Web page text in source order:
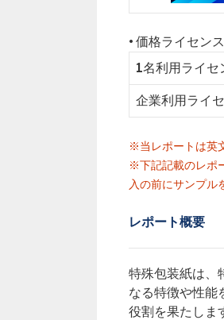
• 価格ライセン
1名利用ライセ
企業利用ライ
※当レポートは英
※下記記載のレポ
入の前にサンプル
レポート概要
特殊包装紙は、
なる特徴や性能
役割を果たしま